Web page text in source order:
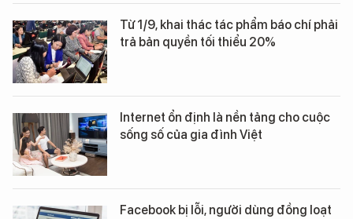
Từ 1/9, khai thác tác phẩm báo chí phải
trả bản quyền tối thiểu 20%
Internet ổn định là nền tảng cho cuộc
sống số của gia đình Việt
Facebook bị lỗi, người dùng đồng loạt